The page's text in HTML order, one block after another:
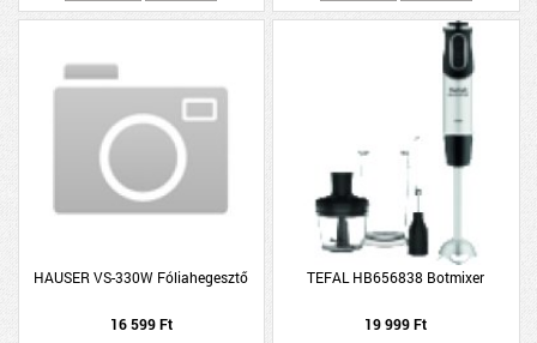
HAUSER VS-330W Fóliahegesztő
16 599 Ft
TEFAL HB656838 Botmixer
19 999 Ft